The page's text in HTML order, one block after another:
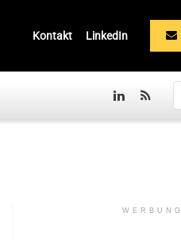
Kontakt LinkedIn
WERBUNG